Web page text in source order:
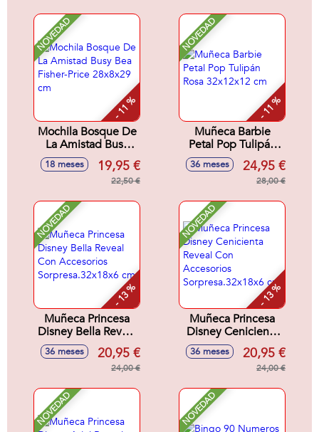
NOVEDAD
- 11 %
Mochila Bosque De
La Amistad Busy
Bea Fisher-Price
28x8x29 cm
18 meses 19,95 €
22,50 €
NOVEDAD
- 11 %
Muñeca Barbie
Petal Pop Tulipán
Rosa 32x12x12 cm
36 meses 24,95 €
28,00 €
NOVEDAD
- 13 %
Muñeca Princesa
Disney Bella Reveal
Con Accesorios
Sorpresa.32x18x6
36 meses 20,95 €
24,00 €
NOVEDAD
- 13 %
Muñeca Princesa
Disney Cenicienta
Reveal Con
Accesorios
Sorpresa.32x18x6
36 meses 20,95 €
24,00 €
NOVEDAD NOVEDAD